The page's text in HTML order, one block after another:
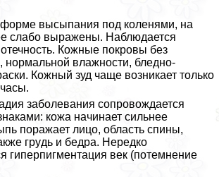
форме высыпания под коленями, на
слабо выражены. Наблюдается
Кожные покровы без
влажности, бледно-
Кожный зуд чаще возникает только
заболевания сопровождается
кожа начинает сильнее
поражает лицо, область спины,
гpyдь и бедра. Нередко
гиперпигментация век (потемнение